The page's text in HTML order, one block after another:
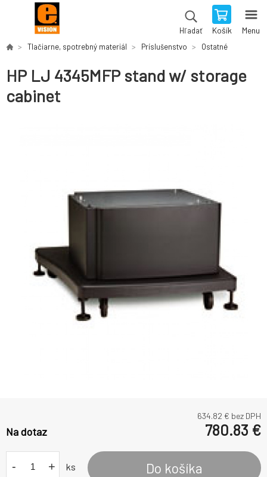
Hľadať Košík Menu
Tlačiarne, spotrebný materiál Príslušenstvo Ostatné
HP LJ 4345MFP stand w/ storage
cabinet
634.82 € bez DPH
Na dotaz 780.83 €
- + ks Do košíka